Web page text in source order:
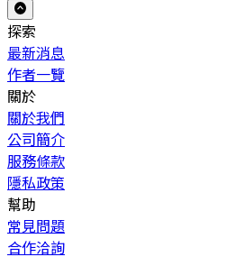
探索
最新消息
作者一覽
關於
關於我們
公司簡介
服務條款
隱私政策
幫助
常見問題
合作洽詢